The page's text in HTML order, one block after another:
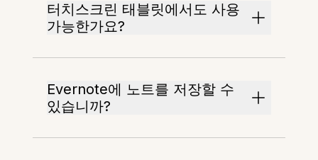
터치스크린 태블릿에서도 사용
가능한가요?
Evernote에 노트를 저장할 수
있습니까?